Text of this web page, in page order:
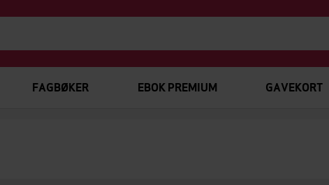
FAGBØKER EBOK PREMIUM GAVEKORT